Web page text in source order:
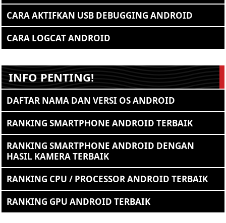
CARA AKTIFKAN USB DEBUGGING ANDROID
CARA LOGCAT ANDROID
INFO PENTING!
DAFTAR NAMA DAN VERSI OS ANDROID
RANKING SMARTPHONE ANDROID TERBAIK
RANKING SMARTPHONE ANDROID DENGAN
HASIL KAMERA TERBAIK
RANKING CPU / PROCESSOR ANDROID TERBAIK
RANKING GPU ANDROID TERBAIK